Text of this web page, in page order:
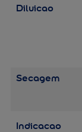
Diluicao
Secagem
Indicacao